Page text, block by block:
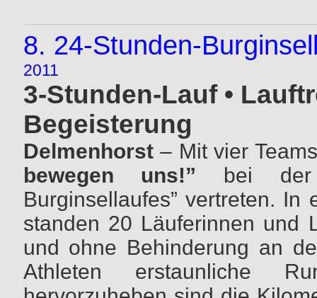
8. 24-Stunden-
2011
3-Stunden-Lauf •
Begeisterung
Delmenhorst– Mit vier
bewegen uns!” bei der
Burginsellaufes” vertreten.
standen 20 Läuferinnen und
und ohne Behinderung an
Athleten erstaunliche